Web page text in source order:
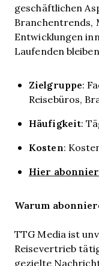
geschäftlichen
Branchentrends,
Entwicklungen
Laufenden
Zielgruppe:
Reisebüros,
Häufigkeit:
Kosten:
Hier
Warum
TTG Media ist
Reisevertrieb
gezielte